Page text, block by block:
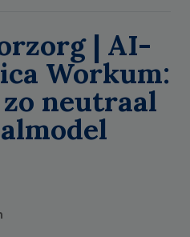
| AI-
Workum:
zo neutraal